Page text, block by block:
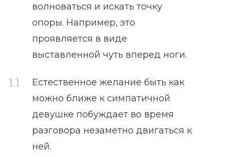
волноваться и искать точку
опоры. Например, это
проявляется в виде
выставленной чуть вперед ноги.
Естественное желание быть как
можно ближе к симпатичной
девушке побуждает во время
разговора незаметно двигаться к
ней.